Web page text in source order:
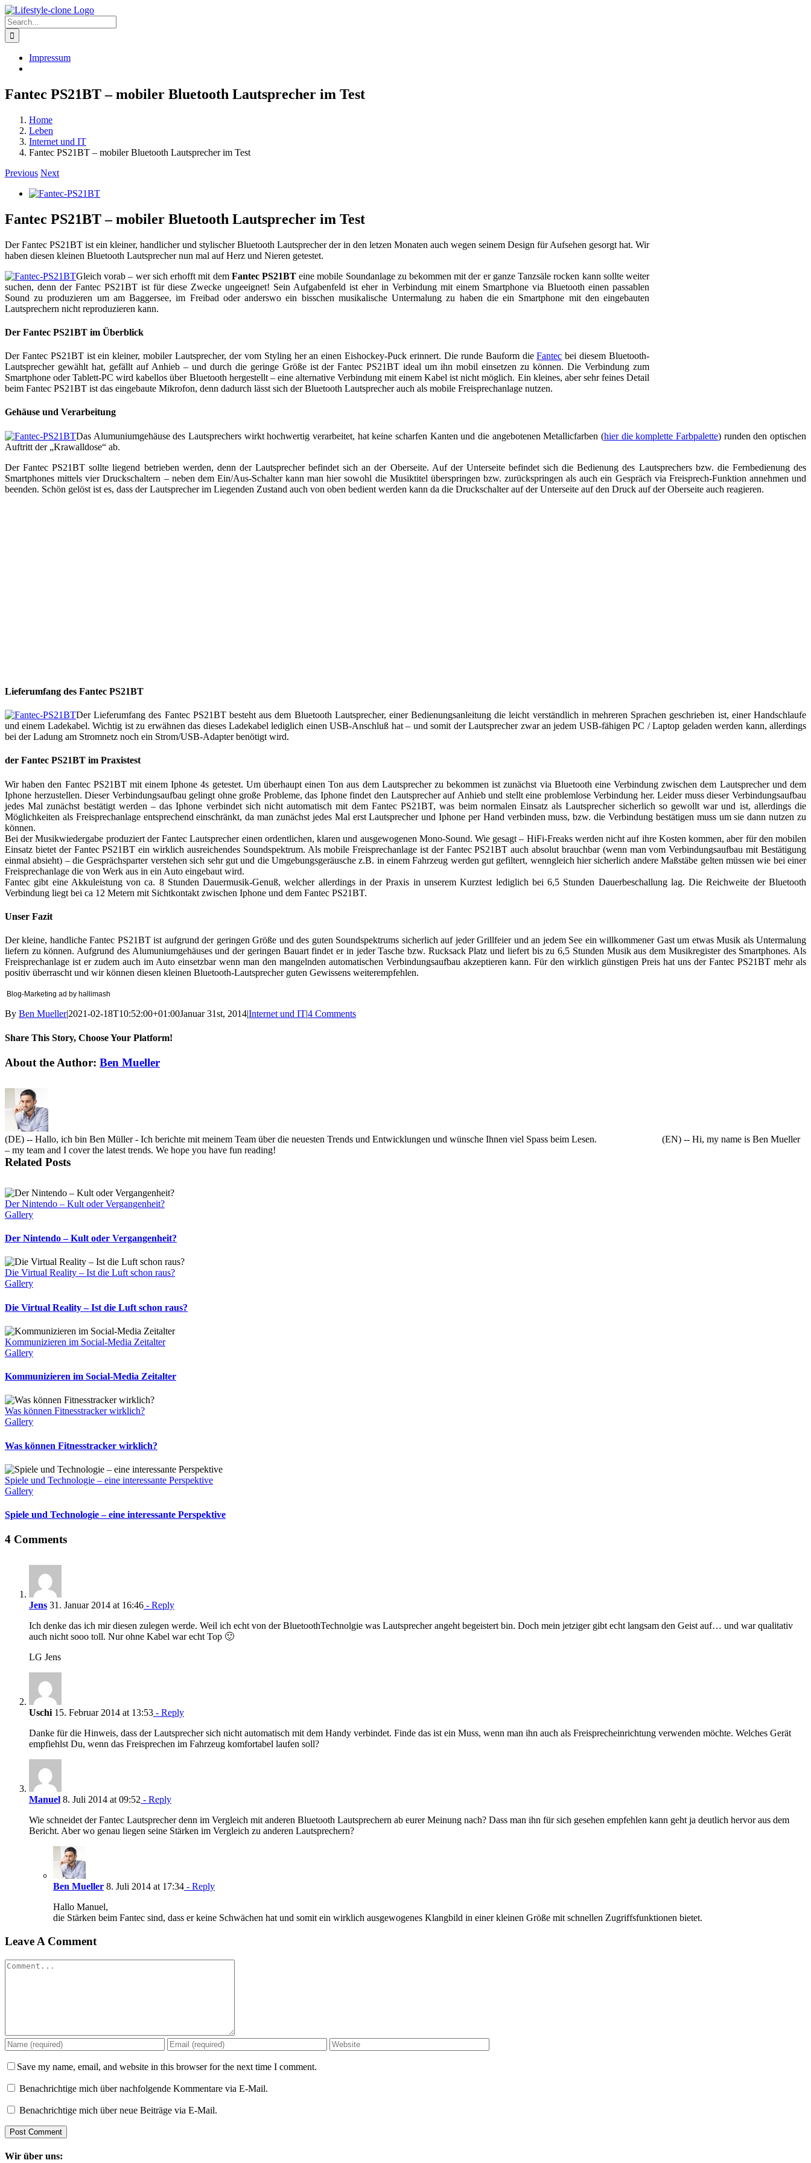
Skip
to
content
Search
for:
Impressum
Fantec PS21BT – mobiler Bluetooth Lautsprecher im Test
Home
Leben
Internet und IT
Fantec PS21BT – mobiler Bluetooth Lautsprecher im Test
Previous Next
View
Image
Fantec PS21BT – mobiler Bluetooth Lautsprecher im Test
Der Fantec PS21BT ist ein kleiner, handlicher und stylischer Bluetooth Lautsprecher der in den letzen Monaten auch wegen seinem Design für Aufsehen gesorgt hat. Wir
haben diesen kleinen Bluetooth Lautsprecher nun mal auf Herz und Nieren getestet.
Gleich vorab – wer sich erhofft mit dem Fantec PS21BTeine mobile Soundanlage zu bekommen mit der er ganze Tanzsäle rocken kann sollte weiter
suchen, denn der Fantec PS21BT ist für diese Zwecke ungeeignet! Sein Aufgabenfeld ist eher in Verbindung mit einem Smartphone via Bluetooth einen passablen
Sound zu produzieren um am Baggersee, im Freibad oder anderswo ein bisschen musikalische Untermalung zu haben die ein Smartphone mit den eingebauten
Lautsprechern nicht reproduzieren kann.
Der Fantec PS21BT im Überblick
Der Fantec PS21BT ist ein kleiner, mobiler Lautsprecher, der vom Styling her an einen Eishockey-Puck erinnert. Die runde Bauform dieFantec bei diesem Bluetooth-
Lautsprecher gewählt hat, gefällt auf Anhieb – und durch die geringe Größe ist der Fantec PS21BT ideal um ihn mobil einsetzen zu können. Die Verbindung zum
Smartphone oder Tablett-PC wird kabellos über Bluetooth hergestellt – eine alternative Verbindung mit einem Kabel ist nicht möglich. Ein kleines, aber sehr feines Detail
beim Fantec PS21BT ist das eingebaute Mikrofon, denn dadurch lässt sich der Bluetooth Lautsprecher auch als mobile Freisprechanlage nutzen.
Gehäuse und Verarbeitung
Das Alumuniumgehäuse des Lautsprechers wirkt hochwertig verarbeitet, hat keine scharfen Kanten und die angebotenen Metallicfarben (hier die komplette Farbpalette) runden den optischen
Auftritt der „Krawalldose“ ab.
Der Fantec PS21BT sollte liegend betrieben werden, denn der Lautsprecher befindet sich an der Oberseite. Auf der Unterseite befindet sich die Bedienung des Lautsprechers bzw. die Fernbedienung des
Smartphones mittels vier Druckschaltern – neben dem Ein/Aus-Schalter kann man hier sowohl die Musiktitel überspringen bzw. zurückspringen als auch ein Gespräch via Freisprech-Funktion annehmen und
beenden. Schön gelöst ist es, dass der Lautsprecher im Liegenden Zustand auch von oben bedient werden kann da die Druckschalter auf der Unterseite auf den Druck auf der Oberseite auch reagieren.
Lieferumfang des Fantec PS21BT
Der Lieferumfang des Fantec PS21BT besteht aus dem Bluetooth Lautsprecher, einer Bedienungsanleitung die leicht verständlich in mehreren Sprachen geschrieben ist, einer Handschlaufe
und einem Ladekabel. Wichtig ist zu erwähnen das dieses Ladekabel lediglich einen USB-Anschluß hat – und somit der Lautsprecher zwar an jedem USB-fähigen PC / Laptop geladen werden kann, allerdings
bei der Ladung am Stromnetz noch ein Strom/USB-Adapter benötigt wird.
der Fantec PS21BT im Praxistest
Wir haben den Fantec PS21BT mit einem Iphone 4s getestet. Um überhaupt einen Ton aus dem Lautsprecher zu bekommen ist zunächst via Bluetooth eine Verbindung zwischen dem Lautsprecher und dem
Iphone herzustellen. Dieser Verbindungsaufbau gelingt ohne große Probleme, das Iphone findet den Lautsprecher auf Anhieb und stellt eine problemlose Verbindung her. Leider muss dieser Verbindungsaufbau
jedes Mal zunächst bestätigt werden – das Iphone verbindet sich nicht automatisch mit dem Fantec PS21BT, was beim normalen Einsatz als Lautsprecher sicherlich so gewollt war und ist, allerdings die
Möglichkeiten als Freisprechanlage entsprechend einschränkt, da man zunächst jedes Mal erst Lautsprecher und Iphone per Hand verbinden muss, bzw. die Verbindung bestätigen muss um sie dann nutzen zu
können.
Bei der Musikwiedergabe produziert der Fantec Lautsprecher einen ordentlichen, klaren und ausgewogenen Mono-Sound. Wie gesagt – HiFi-Freaks werden nicht auf ihre Kosten kommen, aber für den mobilen
Einsatz bietet der Fantec PS21BT ein wirklich ausreichendes Soundspektrum. Als mobile Freisprechanlage ist der Fantec PS21BT auch absolut brauchbar (wenn man vom Verbindungsaufbau mit Bestätigung
einmal absieht) – die Gesprächsparter verstehen sich sehr gut und die Umgebungsgeräusche z.B. in einem Fahrzeug werden gut gefiltert, wenngleich hier sicherlich andere Maßstäbe gelten müssen wie bei einer
Freisprechanlage die von Werk aus in ein Auto eingebaut wird.
Fantec gibt eine Akkuleistung von ca. 8 Stunden Dauermusik-Genuß, welcher allerdings in der Praxis in unserem Kurztest lediglich bei 6,5 Stunden Dauerbeschallung lag. Die Reichweite der Bluetooth
Verbindung liegt bei ca 12 Metern mit Sichtkontakt zwischen Iphone und dem Fantec PS21BT.
Unser Fazit
Der kleine, handliche Fantec PS21BT ist aufgrund der geringen Größe und des guten Soundspektrums sicherlich auf jeder Grillfeier und an jedem See ein willkommener Gast um etwas Musik als Untermalung
liefern zu können. Aufgrund des Alumuniumgehäuses und der geringen Bauart findet er in jeder Tasche bzw. Rucksack Platz und liefert bis zu 6,5 Stunden Musik aus dem Musikregister des Smartphones. Als
Freisprechanlage ist er zudem auch im Auto einsetzbar wenn man den mangelnden automatischen Verbindungsaufbau akzeptieren kann. Für den wirklich günstigen Preis hat uns der Fantec PS21BT mehr als
positiv überrascht und wir können diesen kleinen Bluetooth-Lautsprecher guten Gewissens weiterempfehlen.
Blog-Marketing ad by hallimash
By Ben Mueller|2021-02-18T10:52:00+01:00Januar 31st, 2014|Internet und IT|4 Comments
Share This Story, Choose Your Platform!
Facebook
X
Reddit
LinkedIn
Tumblr
Pinterest
Vk
Email
About the Author: Ben Mueller
(DE) -- Hallo, ich bin Ben Müller - Ich berichte mit meinem Team über die neuesten Trends und Entwicklungen und wünsche Ihnen viel Spass beim Lesen. (EN) -- Hi, my name is Ben Mueller
– my team and I cover the latest trends. We hope you have fun reading!
Related Posts
Der Nintendo – Kult oder Vergangenheit?
Gallery
Der Nintendo – Kult oder Vergangenheit?
Die Virtual Reality – Ist die Luft schon raus?
Gallery
Die Virtual Reality – Ist die Luft schon raus?
Kommunizieren im Social-Media Zeitalter
Gallery
Kommunizieren im Social-Media Zeitalter
Was können Fitnesstracker wirklich?
Gallery
Was können Fitnesstracker wirklich?
Spiele und Technologie – eine interessante Perspektive
Gallery
Spiele und Technologie – eine interessante Perspektive
4 Comments
Jens 31. Januar 2014 at 16:46 - Reply
Ich denke das ich mir diesen zulegen werde. Weil ich echt von der BluetoothTechnolgie was Lautsprecher angeht begeistert bin. Doch mein jetziger gibt echt langsam den Geist auf… und war qualitativ
auch nicht sooo toll. Nur ohne Kabel war echt Top 🙂
LG Jens
Uschi15. Februar 2014 at 13:53 - Reply
Danke für die Hinweis, dass der Lautsprecher sich nicht automatisch mit dem Handy verbindet. Finde das ist ein Muss, wenn man ihn auch als Freisprecheinrichtung verwenden möchte. Welches Gerät
empfiehlst Du, wenn das Freisprechen im Fahrzeug komfortabel laufen soll?
Manuel 8. Juli 2014 at 09:52 - Reply
Wie schneidet der Fantec Lautsprecher denn im Vergleich mit anderen Bluetooth Lautsprechern ab eurer Meinung nach? Dass man ihn für sich gesehen empfehlen kann geht ja deutlich hervor aus dem
Bericht. Aber wo genau liegen seine Stärken im Vergleich zu anderen Lautsprechern?
Ben Mueller 8. Juli 2014 at 17:34 - Reply
Hallo Manuel,
die Stärken beim Fantec sind, dass er keine Schwächen hat und somit ein wirklich ausgewogenes Klangbild in einer kleinen Größe mit schnellen Zugriffsfunktionen bietet.
Leave A Comment
Comment
Save my name, email, and website in this browser for the next time I comment.
Benachrichtige mich über nachfolgende Kommentare via E-Mail.
Benachrichtige mich über neue Beiträge via E-Mail.
Wir über uns: